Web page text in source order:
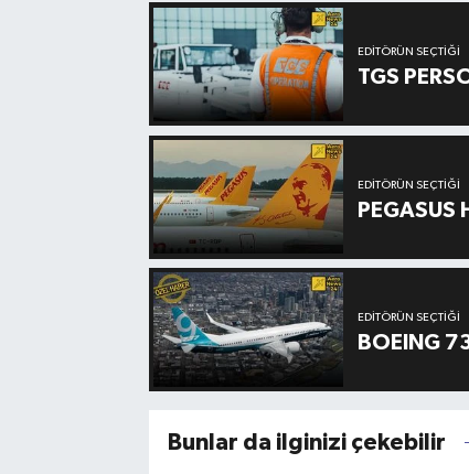
EDITÖRÜN SEÇTIĞI
TGS
EDITÖRÜN SEÇTIĞI
PEGASUS
EDITÖRÜN SEÇTIĞI
BOEING
Bunlar da ilginizi çekebilir